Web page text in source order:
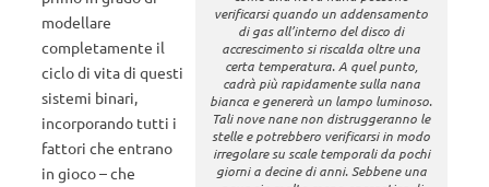
verificarsi quando un addensamento
di gas all’interno del disco di
accrescimento si riscalda oltre una
certa temperatura. A quel punto,
cadrà più rapidamente sulla nana
bianca e genererà un lampo luminoso.
Tali nove nane non distruggeranno le
stelle e potrebbero verificarsi in modo
irregolare su scale temporali da pochi
giorni a decine di anni. Sebbene una
modellare
completamente il
ciclo di vita di questi
sistemi binari,
incorporando tutti i
fattori che entrano
in gioco – che